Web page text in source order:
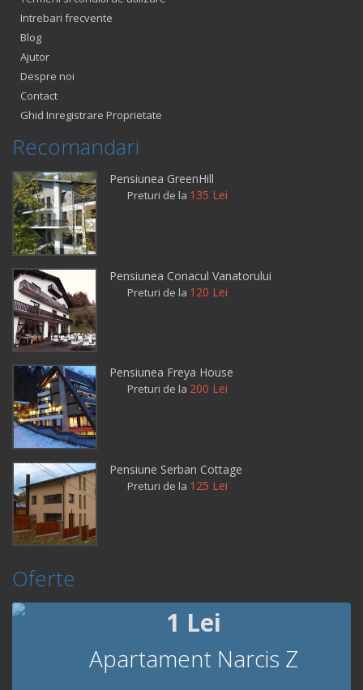
Intrebari frecvente
Blog
Ajutor
Despre noi
Contact
Ghid Inregistrare Proprietate
Recomandari
Pensiunea GreenHill
Preturi de la 135 Lei
Pensiunea Conacul Vanatorului
Preturi de la 120 Lei
Pensiunea Freya House
Preturi de la 200 Lei
Pensiune Serban Cottage
Preturi de la 125 Lei
Oferte
1 Lei
Apartament Narcis Z